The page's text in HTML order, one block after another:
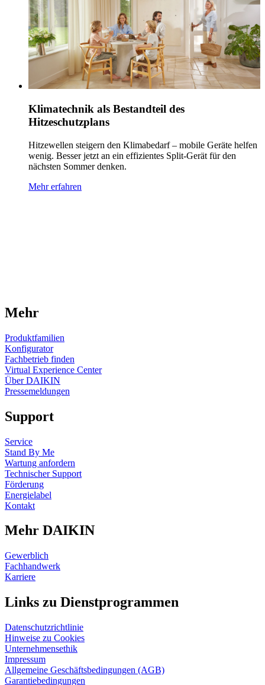
Klimatechnik als Bestandteil des
Hitzeschutzplans
Hitzewellen steigern den Klimabedarf – mobile Geräte helfen
wenig. Besser jetzt an ein effizientes Split-Gerät für den
nächsten Sommer denken.
Mehr erfahren
Mehr
Produktfamilien
Konfigurator
Fachbetrieb finden
Virtual Experience Center
Über DAIKIN
Pressemeldungen
Support
Service
Stand By Me
Wartung anfordern
Technischer Support
Förderung
Energielabel
Kontakt
Mehr DAIKIN
Gewerblich
Fachhandwerk
Karriere
Links zu Dienstprogrammen
Datenschutzrichtlinie
Hinweise zu Cookies
Unternehmensethik
Impressum
Allgemeine Geschäftsbedingungen (AGB)
Garantiebedingungen